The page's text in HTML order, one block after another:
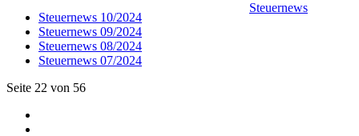
Steuernews 10/2024
Steuernews 09/2024
Steuernews 08/2024
Steuernews 07/2024
Seite 22 von 56
Steuernews